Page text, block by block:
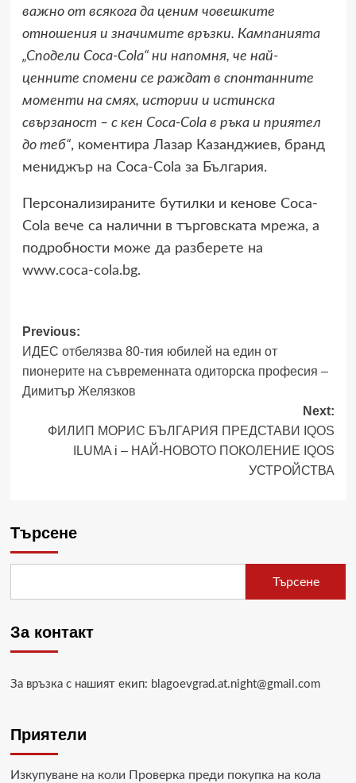
важно от всякога да ценим човешките
отношения и значимите връзки. Кампанията
„Сподели Coca-Cola“ни напомня, че най-
ценните спомени се раждат в спонтанните
моменти на смях, истории и истинска
свързаност – с кен Coca-Cola в ръка и приятел
до теб“, коментира Лазар Казанджиев, бранд
мениджър на Coca-Cola за България.
Персонализираните бутилки и кенове Coca-
Cola вече са налични в търговската мрежа, а
подробности може да разберете на
www.coca-cola.bg.
Post
navigation
Previous:
ИДЕС отбелязва 80-тия юбилей на един от
пионерите на съвременната одиторска професия –
Димитър Желязков
Next:
ФИЛИП МОРИС БЪЛГАРИЯ ПРЕДСТАВИ IQOS
ILUMA i – НАЙ-НОВОТО ПОКОЛЕНИЕ IQOS
УСТРОЙСТВА
Търсене
Търсене
За контакт
За връзка с нашият екип: blagoevgrad.at.night@gmail.com
Приятели
Изкупуване на коли Проверка преди покупка на кола